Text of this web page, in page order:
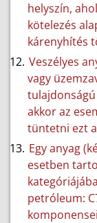
helyszín,
kötelezés
kárenyhítés
Veszélyes
vagy
akkor az
tüntetni ezt
Egy anyag
esetben
petróleum: